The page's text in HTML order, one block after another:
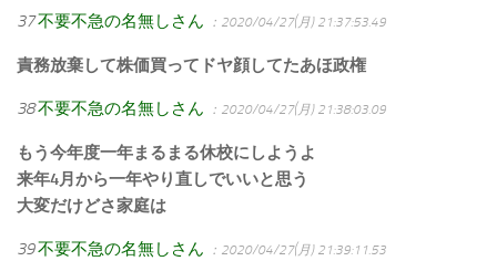
37不要不急の名無しさん ：2020/04/27(月) 21:37:53.49
責務放棄して株価買ってドヤ顔してたあほ政権
38不要不急の名無しさん ：2020/04/27(月) 21:38:03.09
もう今年度一年まるまる休校にしようよ
来年4月から一年やり直しでいいと思う
大変だけどさ家庭は
39不要不急の名無しさん ：2020/04/27(月) 21:39:11.53